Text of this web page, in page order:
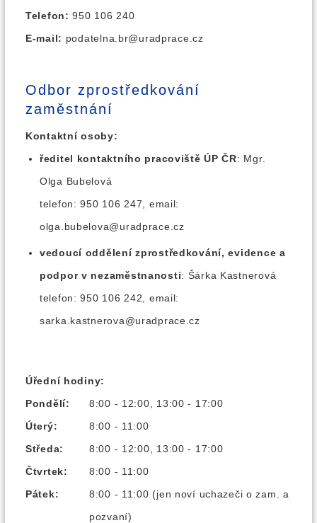
Telefon: 950 106 240
E-mail: podatelna.br@uradprace.cz
Odbor zprostředkování
zaměstnání
Kontaktní osoby:
ředitel kontaktního pracoviště ÚP ČR: Mgr.
Olga Bubelová
telefon: 950 106 247, email:
olga.bubelova@uradprace.cz
vedoucí oddělení zprostředkování, evidence a
podpor v nezaměstnanosti: Šárka Kastnerová
telefon: 950 106 242, email:
sarka.kastnerova@uradprace.cz
Úřední hodiny:
Pondělí:
8:00 - 12:00, 13:00 - 17:00
Úterý:
8:00 - 11:00
Středa:
8:00 - 12:00, 13:00 - 17:00
Čtvrtek:
8:00 - 11:00
Pátek:
8:00 - 11:00 (jen noví uchazeči o zam. a
pozvaní)